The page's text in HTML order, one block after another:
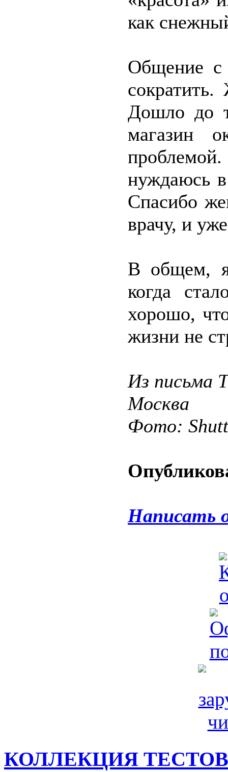
как
Общение с
Дошло до
магазин
нуждаюсь
Спасибо
врачу, и
В общем, я
когда
хорошо,
жизни не
Из письма
Москва
Фото:
Написать
КОЛЛЕКЦИЯ ТЕСТОВ